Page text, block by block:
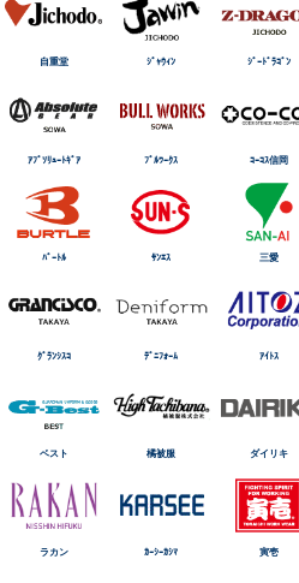
自重堂 ｼﾞｬｳｨﾝ ｼﾞｰﾄﾞﾗｺﾞﾝ
ｱﾌﾞｿﾘｭｰﾄｷﾞｱ ﾌﾞﾙﾜｰｸｽ ｺｰｺｽ信岡
ﾊﾞｰﾄﾙ ｻﾝｴｽ 三愛
ｸﾞﾗﾝｼｽｺ ﾃﾞﾆﾌｫｰﾑ ｱｲﾄｽ
ベスト 橘被服 ダイリキ
ラカン ｶｰｼｰｶｼﾏ 寅壱